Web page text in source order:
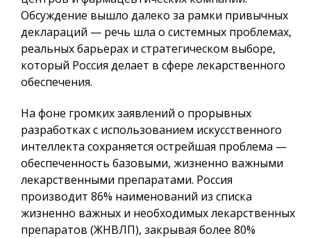
Обсуждение вышло далеко за рамки привычных
деклараций — речь шла о системных проблемах,
реальных барьерах и стратегическом выборе,
который Россия делает в сфере лекарственного
обеспечения.
На фоне громких заявлений о прорывных
разработках с использованием искусственного
интеллекта сохраняется острейшая проблема —
обеспеченность базовыми, жизненно важными
лекарственными препаратами. Россия
производит 86% наименований из списка
жизненно важных и необходимых лекарственных
препаратов (ЖНВЛП), закрывая более 80%